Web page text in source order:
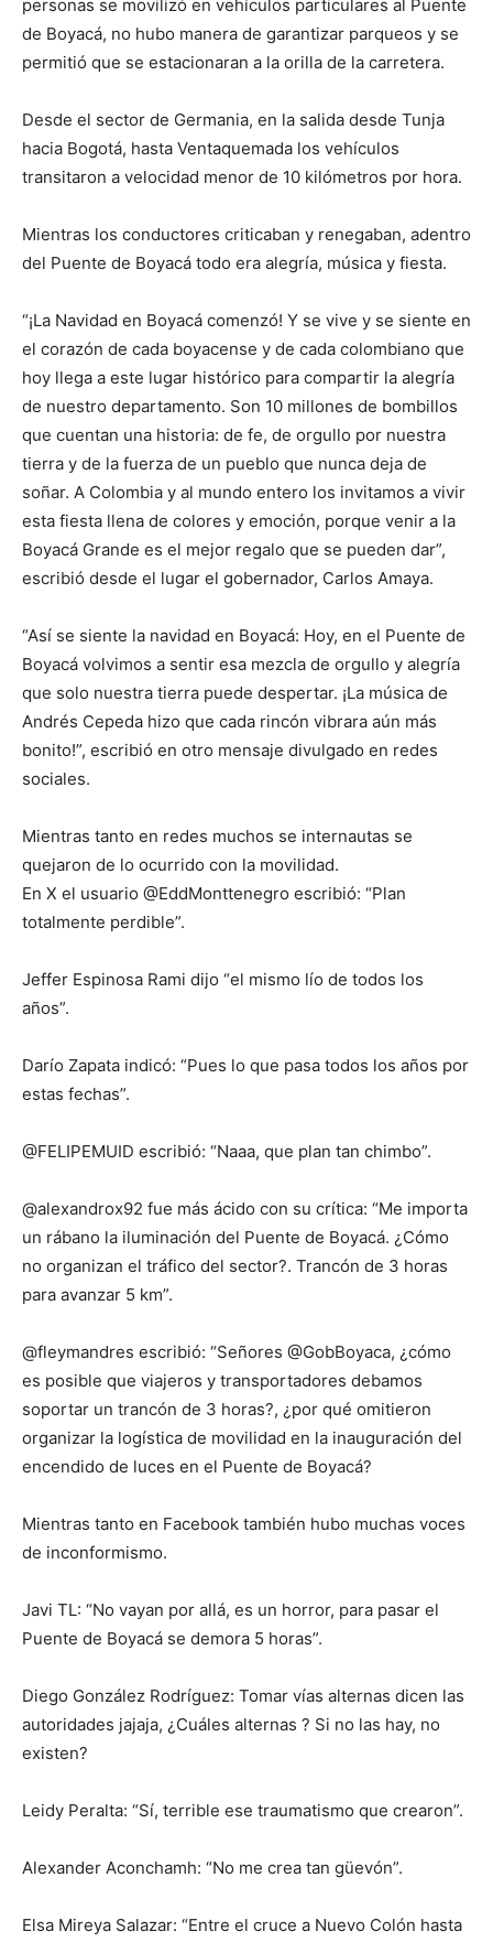
personas se movilizó en vehículos particulares al Puente
de Boyacá, no hubo manera de garantizar parqueos y se
permitió que se estacionaran a la orilla de la carretera.
Desde el sector de Germania, en la salida desde Tunja
hacia Bogotá, hasta Ventaquemada los vehículos
transitaron a velocidad menor de 10 kilómetros por hora.
Mientras los conductores criticaban y renegaban, adentro
del Puente de Boyacá todo era alegría, música y fiesta.
“¡La Navidad en Boyacá comenzó! Y se vive y se siente en
el corazón de cada boyacense y de cada colombiano que
hoy llega a este lugar histórico para compartir la alegría
de nuestro departamento. Son 10 millones de bombillos
que cuentan una historia: de fe, de orgullo por nuestra
tierra y de la fuerza de un pueblo que nunca deja de
soñar. A Colombia y al mundo entero los invitamos a vivir
esta fiesta llena de colores y emoción, porque venir a la
Boyacá Grande es el mejor regalo que se pueden dar”,
escribió desde el lugar el gobernador, Carlos Amaya.
“Así se siente la navidad en Boyacá: Hoy, en el Puente de
Boyacá volvimos a sentir esa mezcla de orgullo y alegría
que solo nuestra tierra puede despertar. ¡La música de
Andrés Cepeda hizo que cada rincón vibrara aún más
bonito!”, escribió en otro mensaje divulgado en redes
sociales.
Mientras tanto en redes muchos se internautas se
quejaron de lo ocurrido con la movilidad.
En X el usuario @EddMonttenegro escribió: “Plan
totalmente perdible”.
Jeffer Espinosa Rami dijo “el mismo lío de todos los
años”.
Darío Zapata indicó: “Pues lo que pasa todos los años por
estas fechas”.
@FELIPEMUID escribió: “Naaa, que plan tan chimbo”.
@alexandrox92 fue más ácido con su crítica: “Me importa
un rábano la iluminación del Puente de Boyacá. ¿Cómo
no organizan el tráfico del sector?. Trancón de 3 horas
para avanzar 5 km”.
@fleymandres escribió: “Señores @GobBoyaca, ¿cómo
es posible que viajeros y transportadores debamos
soportar un trancón de 3 horas?, ¿por qué omitieron
organizar la logística de movilidad en la inauguración del
encendido de luces en el Puente de Boyacá?
Mientras tanto en Facebook también hubo muchas voces
de inconformismo.
Javi TL: “No vayan por allá, es un horror, para pasar el
Puente de Boyacá se demora 5 horas”.
Diego González Rodríguez: Tomar vías alternas dicen las
autoridades jajaja, ¿Cuáles alternas ? Si no las hay, no
existen?
Leidy Peralta: “Sí, terrible ese traumatismo que crearon”.
Alexander Aconchamh: “No me crea tan güevón”.
Elsa Mireya Salazar: “Entre el cruce a Nuevo Colón hasta